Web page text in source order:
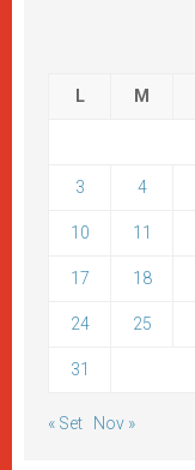
L M
3 4
10 11
17 18
24 25
31
« Set Nov »